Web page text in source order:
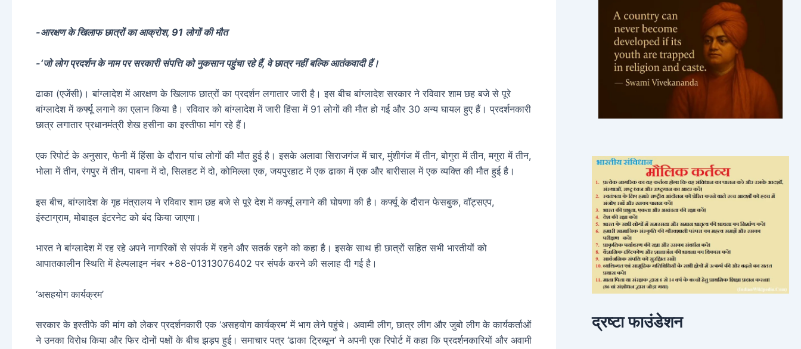
-आरक्षण के खिलाफ छात्रों का आक्रोश, 91 लोगों की मौत
-‘जो लोग प्रदर्शन के नाम पर सरकारी संपत्ति को नुकसान पहुंचा रहे हैं, वे छात्र नहीं बल्कि आतंकवादी हैं।
ढाका (एजेंसी)। बांग्लादेश में आरक्षण के खिलाफ छात्रों का प्रदर्शन लगातार जारी है। इस बीच बांग्लादेश सरकार ने रविवार शाम छह बजे से पूरे
बांग्लादेश में कर्फ्यू लगाने का एलान किया है। रविवार को बांग्लादेश में जारी हिंसा में 91 लोगों की मौत हो गई और 30 अन्य घायल हुए हैं। प्रदर्शनकारी
छात्र लगातार प्रधानमंत्री शेख हसीना का इस्तीफा मांग रहे हैं।
एक रिपोर्ट के अनुसार, फेनी में हिंसा के दौरान पांच लोगों की मौत हुई है। इसके अलावा सिराजगंज में चार, मुंशीगंज में तीन, बोगुरा में तीन, मगुरा में तीन,
भोला में तीन, रंगपुर में तीन, पाबना में दो, सिलहट में दो, कोमिल्ला एक, जयपुरहाट में एक ढाका में एक और बारीसाल में एक व्यक्ति की मौत हुई है।
इस बीच, बांग्लादेश के गृह मंत्रालय ने रविवार शाम छह बजे से पूरे देश में कर्फ्यू लगाने की घोषणा की है। कर्फ्यू के दौरान फेसबुक, वॉट्सएप,
इंस्टाग्राम, मोबाइल इंटरनेट को बंद किया जाएगा।
भारत ने बांग्लादेश में रह रहे अपने नागरिकों से संपर्क में रहने और सतर्क रहने को कहा है। इसके साथ ही छात्रों सहित सभी भारतीयों को
आपातकालीन स्थिति में हेल्पलाइन नंबर +88-01313076402 पर संपर्क करने की सलाह दी गई है।
‘असहयोग कार्यक्रम’
सरकार के इस्तीफे की मांग को लेकर प्रदर्शनकारी एक ‘असहयोग कार्यक्रम’ में भाग लेने पहुंचे। अवामी लीग, छात्र लीग और जुबो लीग के कार्यकर्ताओं
ने उनका विरोध किया और फिर दोनों पक्षों के बीच झड़प हुई। समाचार पत्र ‘ढाका ट्रिब्यून’ ने अपनी एक रिपोर्ट में कहा कि प्रदर्शनकारियों और अवामी
द्रष्टा फाउंडेशन